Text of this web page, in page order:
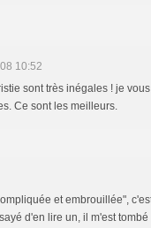
10:52
sont très inégales ! je
Ce sont les meilleurs.
et embrouillée",
d'en lire un, il m'est